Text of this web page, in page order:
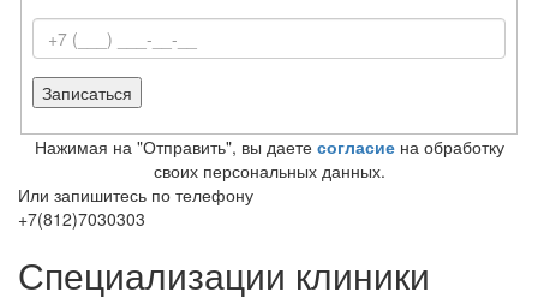
Нажимая на "Отправить", вы даете согласиена обработку
своих персональных данных.
Или запишитесь по телефону
+7(812)7030303
Специализации клиники